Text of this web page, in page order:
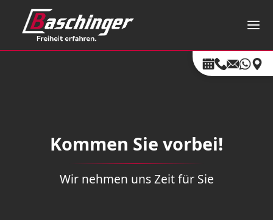
Kommen Sie vorbei!
Wir nehmen uns Zeit für Sie